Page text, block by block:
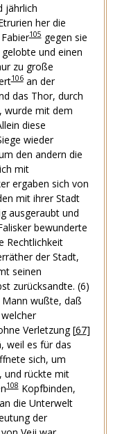
jährlich
her die
105gegen sie
und einen
zu große
106an der
das Thor, durch
wurde mit dem
diese
wieder
den andern die
mit
ergaben sich von
mit ihrer Stadt
ausgeraubt und
bewunderte
Rechtlichkeit
der Stadt,
seinen
zurücksandte. (6)
wußte, daß
Verletzung[67]
weil es für das
sich, um
und rückte mit
108Kopfbinden,
die Unterwelt
der